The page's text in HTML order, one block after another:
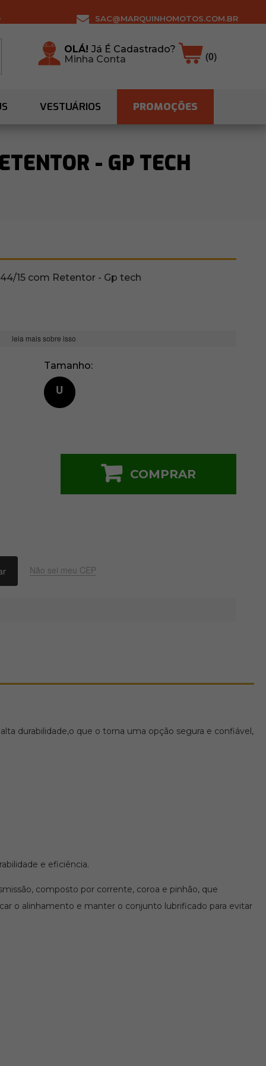
SAC@MARQUINHOMOTOS.COM.BR
OLÁ!Já É Cadastrado?
Minha Conta
(0)
VESTUÁRIOS PROMOÇÕES
- GP TECH
15 com Retentor - Gp tech
leia mais sobre isso
Tamanho
U
COMPRAR
Não sei meu CEP
durabilidade,o que o torna uma opção segura e confiável,
e eficiência.
composto por corrente, coroa e pinhão, que
o alinhamento e manter o conjunto lubrificado para evitar